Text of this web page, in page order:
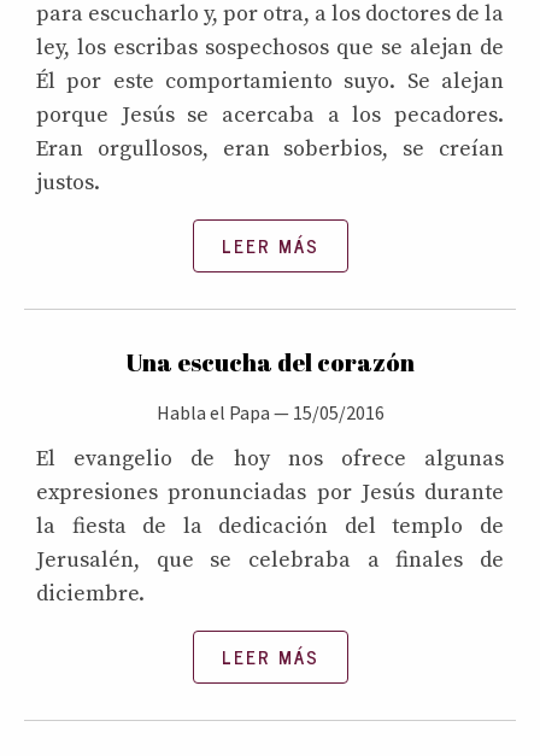
para escucharlo y, por otra, a los doctores de la
ley, los escribas sospechosos que se alejan de
Él por este comportamiento suyo. Se alejan
porque Jesús se acercaba a los pecadores.
Eran orgullosos, eran soberbios, se creían
justos.
LEER MÁS
Una escucha del corazón
Habla el Papa — 15/05/2016
El evangelio de hoy nos ofrece algunas
expresiones pronunciadas por Jesús durante
la fiesta de la dedicación del templo de
Jerusalén, que se celebraba a finales de
diciembre.
LEER MÁS